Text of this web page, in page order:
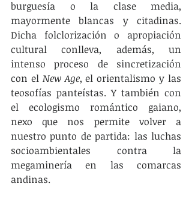
burguesía o la clase media,
mayormente blancas y citadinas.
Dicha folclorización o apropiación
cultural conlleva, además, un
intenso proceso de sincretización
con el New Age, el orientalismo y las
teosofías panteístas. Y también con
el ecologismo romántico gaiano,
nexo que nos permite volver a
nuestro punto de partida: las luchas
socioambientales contra la
megaminería en las comarcas
andinas.